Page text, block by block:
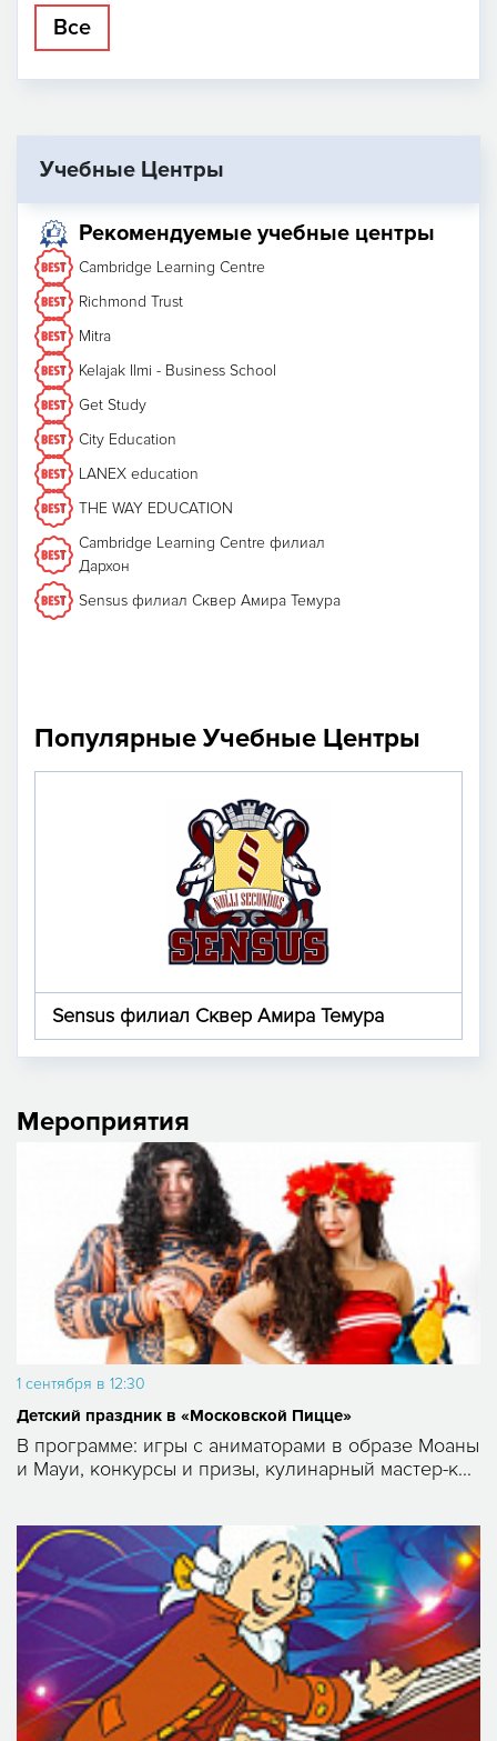
Все
Учебные Центры
Рекомендуемые учебные центры
Cambridge Learning Centre
Richmond Trust
Mitra
Kelajak Ilmi - Business School
Get Study
City Education
LANEX education
THE WAY EDUCATION
Cambridge Learning Centre филиал
Дархон
Sensus филиал Сквер Амира Темура
Популярные Учебные Центры
Sensus филиал Сквер Амира Темура
Мероприятия
1 сентября в 12:30
Детский праздник в «Московской Пицце»
В программе: игры с аниматорами в образе Моаны
и Мауи, конкурсы и призы, кулинарный мастер-к...